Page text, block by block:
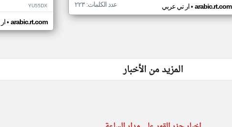
ار تي عربي• arabic.rt.com عدد الكلمات: ٢٢٣ YU55DX
• arabic.rt.com
المزيد من الأخبار